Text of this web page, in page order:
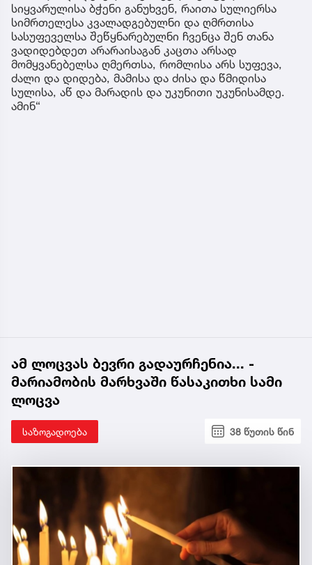
სიყვარულისა ბჭენი განუხვენ, რაითა სულიერსა
სიმრთელესა კვალადგებულნი და ღმრთისა
სასუფეველსა შეწყნარებულნი ჩვენცა შენ თანა
ვადიდებდეთ არარაისაგან კაცთა არსად
მომყვანებელსა ღმერთსა, რომლისა არს სუფევა,
ძალი და დიდება, მამისა და ძისა და წმიდისა
სულისა, აწ და მარადის და უკუნითი უკუნისამდე.
ამინ“
ამ ლოცვას ბევრი გადაურჩენია... -
მარიამობის მარხვაში წასაკითხი სამი
ლოცვა
საზოგადოება 38 წუთის წინ